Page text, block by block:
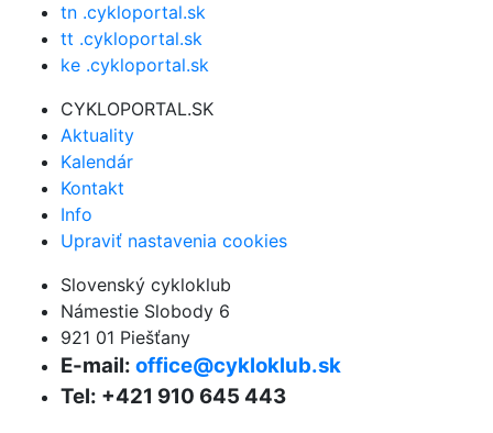
tn .cykloportal.sk
tt .cykloportal.sk
ke .cykloportal.sk
CYKLOPORTAL.SK
Aktuality
Kalendár
Kontakt
Info
Upraviť nastavenia cookies
Slovenský cykloklub
Námestie Slobody 6
921 01 Piešťany
E-mail: office@cykloklub.sk
Tel: +421 910 645 443